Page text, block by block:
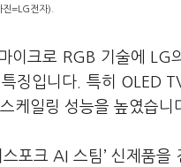
=LG전자).
이크로 RGB 기술에 LG
징입니다. 특히 OLED
케일링 성능을 높였습니
포크 AI 스팀’ 신제품을